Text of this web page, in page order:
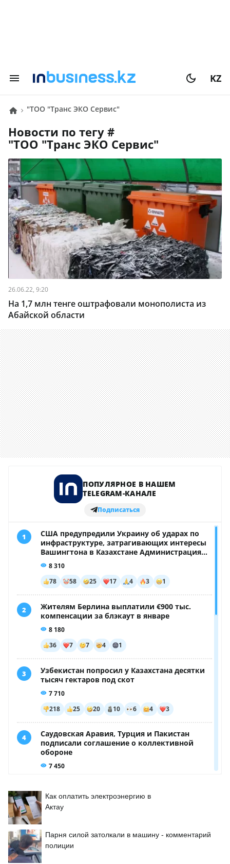
KZ
"ТОО "Транс ЭКО Сервис"
Новости по тегу #
"ТОО "Транс ЭКО Сервис"
26.06.22, 9:20
На 1,7 млн тенге оштрафовали монополиста из
Абайской области
Как оплатить электроэнергию в
Актау
Парня силой затолкали в машину - комментарий
полиции